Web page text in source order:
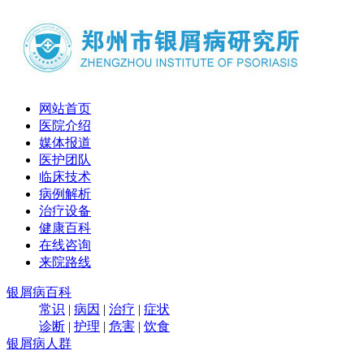
网站首页
医院介绍
媒体报道
医护团队
临床技术
病例解析
治疗设备
健康百科
在线咨询
来院路线
银屑病百科
常识 | 病因 | 治疗 | 症状
诊断 | 护理 | 危害 | 饮食
银屑病人群